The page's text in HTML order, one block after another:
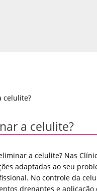
a celulite?
a celulite? Nas
adaptadas ao seu
No controle da
drenantes e aplicação